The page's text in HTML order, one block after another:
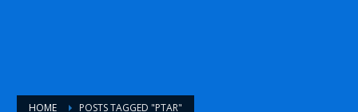
HOME POSTS TAGGED "PTAR"